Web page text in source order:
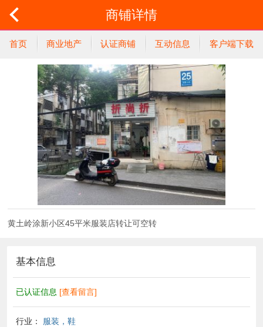
商铺详情
首页 商业地产 认证商铺 互动信息 客户端下载
黄土岭涂新小区45平米服装店转让可空转
基本信息
已认证信息 [查看留言]
行业： 服装，鞋